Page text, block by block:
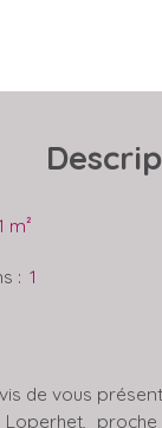
m²
: 1
de vous